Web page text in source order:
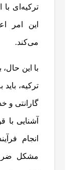
ترکیه‌ای با
این امر
می‌کند.
با این
ترکیه،
گارانتی و
آشنایی با
انجام
مشکل